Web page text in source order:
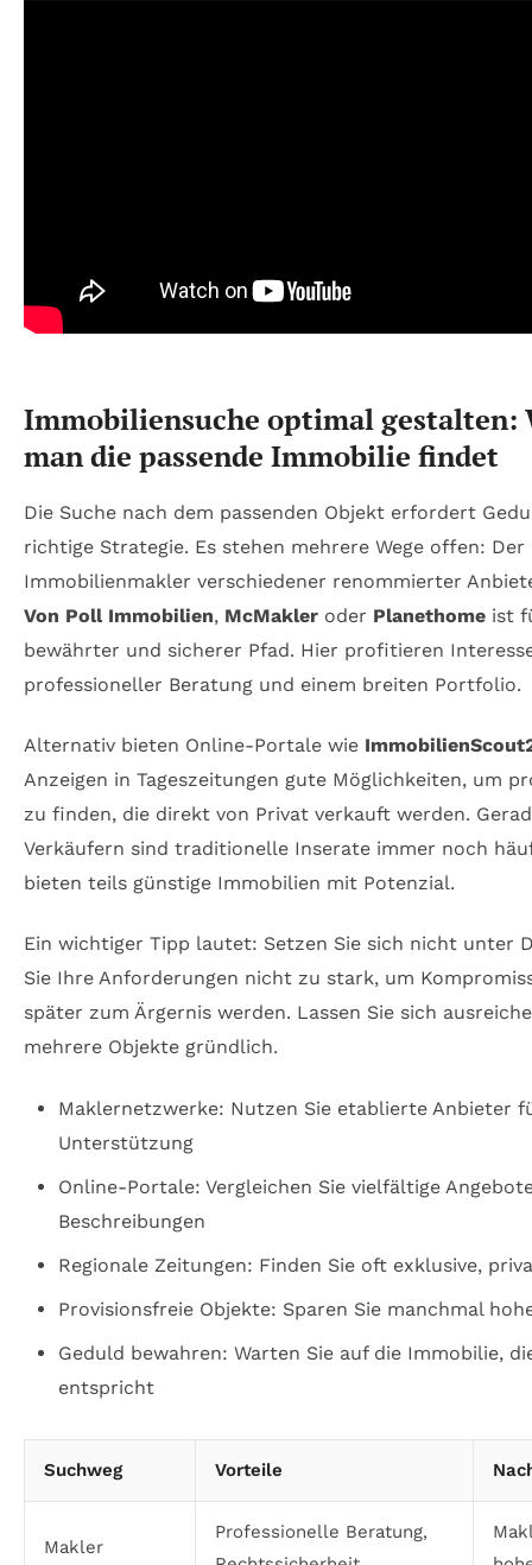
Immobiliensuche optimal gestalten:
man die passende Immobilie findet
Die Suche nach dem passenden Objekt erfordert
richtige Strategie. Es stehen mehrere Wege offen: Der
Immobilienmakler verschiedener renommierter
Von Poll Immobilien, McMakler oder Planethome ist
bewährter und sicherer Pfad. Hier profitieren
professioneller Beratung und einem breiten Portfolio.
Alternativ bieten Online-Portale wie
Anzeigen in Tageszeitungen gute Möglichkeiten, um
zu finden, die direkt von Privat verkauft werden.
Verkäufern sind traditionelle Inserate immer noch
bieten teils günstige Immobilien mit Potenzial.
Ein wichtiger Tipp lautet: Setzen Sie sich nicht unter
Sie Ihre Anforderungen nicht zu stark, um
später zum Ärgernis werden. Lassen Sie sich
mehrere Objekte gründlich.
Maklernetzwerke: Nutzen Sie etablierte Anbieter
Unterstützung
Online-Portale: Vergleichen Sie vielfältige
Beschreibungen
Regionale Zeitungen: Finden Sie oft exklusive,
Provisionsfreie Objekte: Sparen Sie manchmal
Geduld bewahren: Warten Sie auf die Immobilie,
entspricht
Suchweg Vorteile
Makler
Professionelle Beratung,